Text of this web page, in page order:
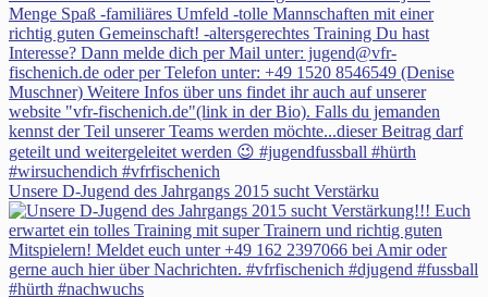
Unsere D-Jugend des Jahrgangs 2015 sucht Verstärku